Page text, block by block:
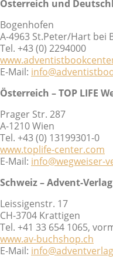
Österreich und
Bogenhofen
A-4963 St.Peter/Hart bei
Tel. +43 (0) 2294000
E-Mail:
Österreich – TOP LIFE
Prager Str. 287
A-1210 Wien
Tel. +43 (0) 13199301-0
www.toplife-center.com
E-Mail: info@wegweiser-
Schweiz – Advent-
Leissigenstr. 17
CH-3704 Krattigen
Tel. +41 33 654 1065,
www.av-buchshop.ch
E-Mail: